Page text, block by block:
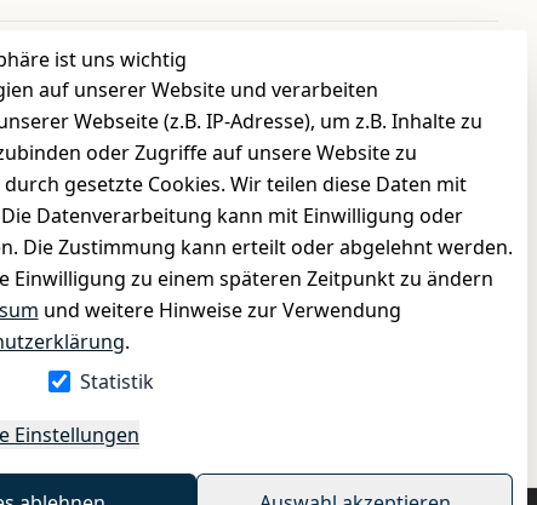
ist uns wichtig
auf unserer Website und verarbeiten
Webseite (z.B. IP-Adresse), um z.B. Inhalte zu
oder Zugriffe auf unsere Website zu
gesetzte Cookies. Wir teilen diese Daten mit
Datenverarbeitung kann mit Einwilligung oder
Die Zustimmung kann erteilt oder abgelehnt werden.
Einwilligung zu einem späteren Zeitpunkt zu ändern
und weitere Hinweise zur Verwendung
.
Statistik
Einstellungen
INFORMATIONEN
›
Batteriehinweis
›
Widerrufsrecht
› Impressum
›
Datenschutzerklärung
›
AGB
› Kontakt
Barrierefreiheitserklärung